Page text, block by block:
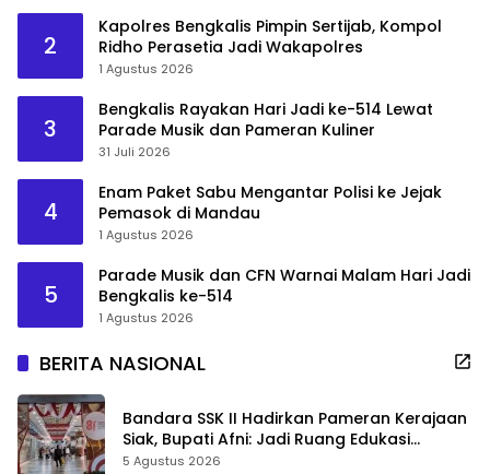
2
Kapolres Bengkalis Pimpin Sertijab, Kompol
Ridho Perasetia Jadi Wakapolres
1 Agustus 2026
3
Bengkalis Rayakan Hari Jadi ke-514 Lewat
Parade Musik dan Pameran Kuliner
31 Juli 2026
4
Enam Paket Sabu Mengantar Polisi ke Jejak
Pemasok di Mandau
1 Agustus 2026
5
Parade Musik dan CFN Warnai Malam Hari Jadi
Bengkalis ke-514
1 Agustus 2026
BERITA NASIONAL
Bandara SSK II Hadirkan Pameran Kerajaan
Siak, Bupati Afni: Jadi Ruang Edukasi
Sejarah Riau
5 Agustus 2026